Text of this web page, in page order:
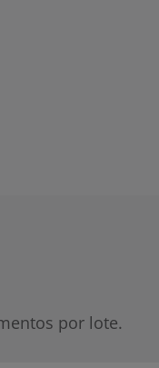
por lote.